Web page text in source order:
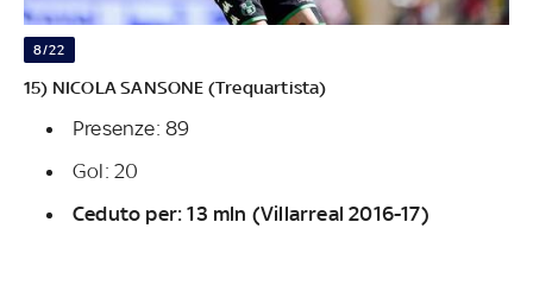
8/22
15) NICOLA SANSONE (Trequartista)
Presenze: 89
Gol: 20
Ceduto per: 13 mln (Villarreal 2016-17)